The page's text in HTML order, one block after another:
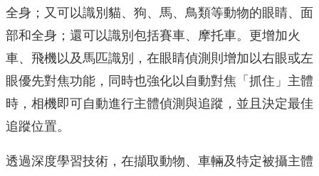
全身；又可以識別貓、狗、馬、鳥類等動物的眼睛、面
部和全身；還可以識別包括賽車、摩托車。更增加火
車、飛機以及馬匹識別，在眼睛偵測則增加以右眼或左
眼優先對焦功能，同時也強化以自動對焦「抓住」主體
時，相機即可自動進行主體偵測與追蹤，並且決定最佳
追蹤位置。
透過深度學習技術，在擷取動物、車輛及特定被攝主體